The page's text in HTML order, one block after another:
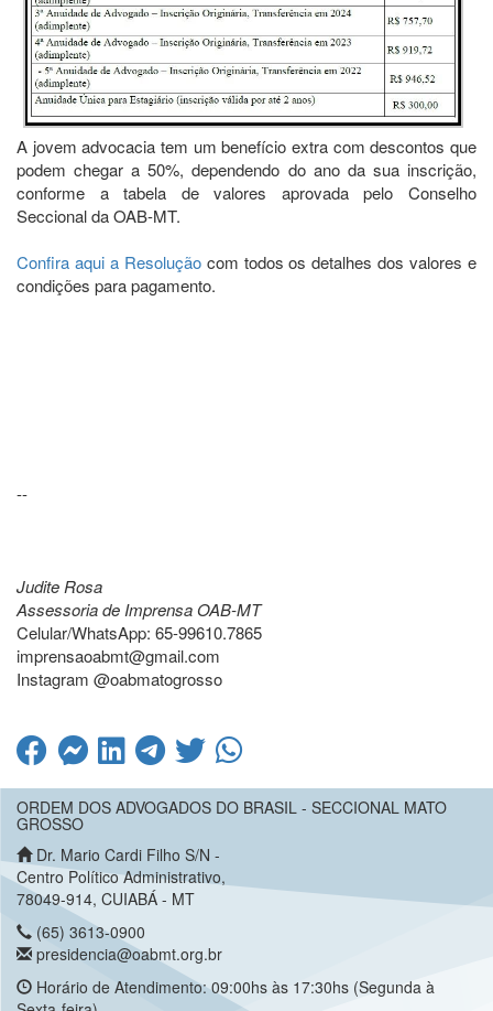
A jovem advocacia tem um benefício extra com descontos que
podem chegar a 50%, dependendo do ano da sua inscrição,
conforme a tabela de valores aprovada pelo Conselho
Seccional da OAB-MT.
Confira aqui a Resoluçãocom todos os detalhes dos valores e
condições para pagamento.
--
Judite Rosa
Assessoria de Imprensa OAB-MT
Celular/WhatsApp: 65-99610.7865
imprensaoabmt@gmail.com
Instagram @oabmatogrosso
ORDEM DOS ADVOGADOS DO BRASIL - SECCIONAL MATO
GROSSO
Dr. Mario Cardi Filho S/N -
Centro Político Administrativo,
78049-914, CUIABÁ - MT
(65) 3613-0900
presidencia@oabmt.org.br
Horário de Atendimento: 09:00hs às 17:30hs (Segunda à